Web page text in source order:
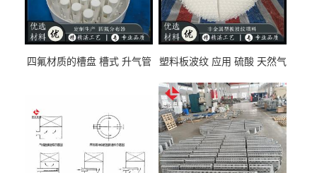
四氟材质的槽盘 槽式 升气管
塑料板波纹 应用 硫酸 天然气